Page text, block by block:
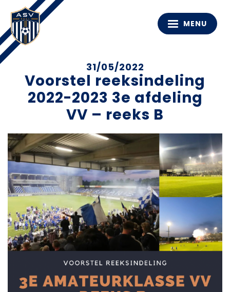
MENU
31/05/2022
Voorstel reeksindeling
2022-2023 3e afdeling
VV – reeks B